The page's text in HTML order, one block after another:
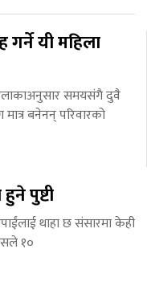
यी महिला
समयसंगै दुवै
बनेनन् परिवारको
पुष्टी
थाहा छ संसारमा केही
१०